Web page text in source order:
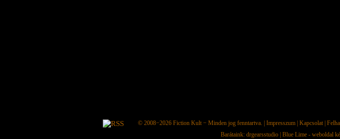
© 2008−2026 Fiction Kult− Minden jog fenntartva. | Impresszum| Kapcsolat|
Barátaink: drgearsstudio| Blue Lime - weboldal